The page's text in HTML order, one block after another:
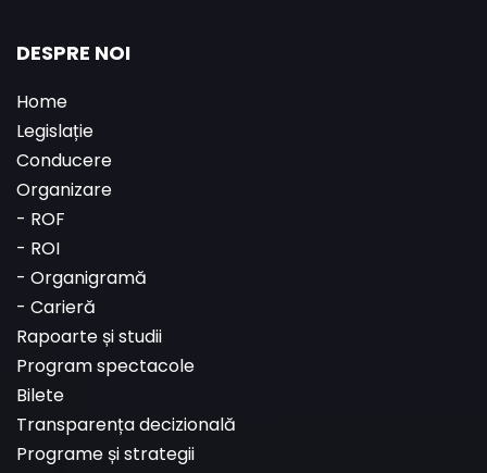
DESPRE NOI
Home
Legislație
Conducere
Organizare
- ROF
- ROI
- Organigramă
- Carieră
Rapoarte și studii
Program spectacole
Bilete
Transparența decizională
Programe și strategii